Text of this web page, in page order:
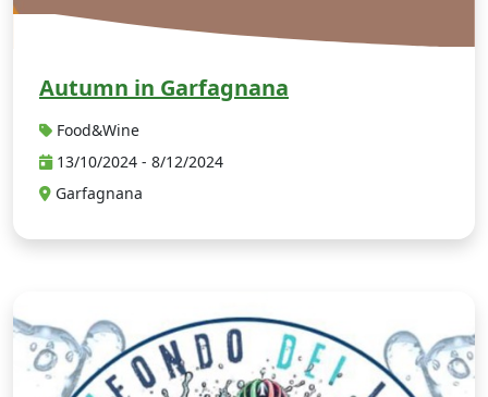
Autumn in Garfagnana
Food&Wine
13/10/2024 - 8/12/2024
Garfagnana